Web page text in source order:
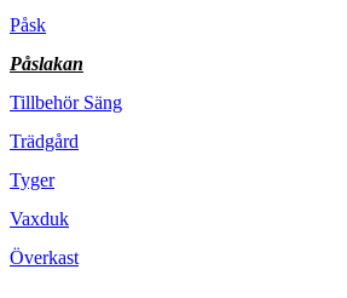
Påsk
Påslakan
Tillbehör Säng
Trädgård
Tyger
Vaxduk
Överkast